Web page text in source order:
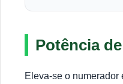
Potência
Eleva-se o numerador